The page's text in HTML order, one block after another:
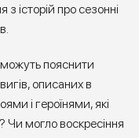
історій про сезонні
пояснити
описаних в
і героїнями, які
могло воскресіння